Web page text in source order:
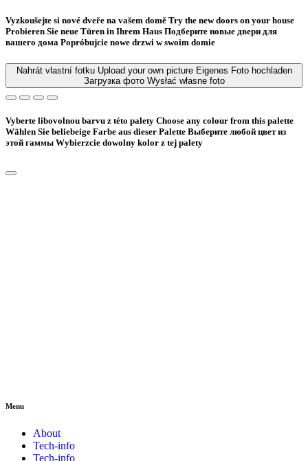
Vyzkoušejte si nové dveře na vašem domě Try the new doors on your house
Probieren Sie neue Türen in Ihrem Haus Подберите новые двери для
вашего дома Popróbujcie nowe drzwi w swoim domie
Nahrát vlastní fotku Upload your own picture Eigenes Foto hochladen
Загрузка фото Wysłać własne foto
Vyberte libovolnou barvu z této palety Choose any colour from this palette
Wählen Sie beliebeige Farbe aus dieser Palette Bыберите любой цвет из
этой гаммы Wybierzcie dowolny kolor z tej palety
Menu
About
Tech-info
Tech-info